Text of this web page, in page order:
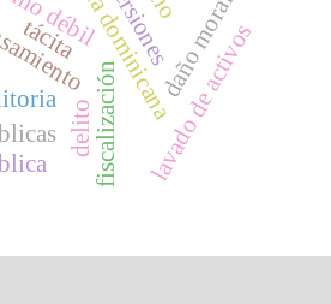
fiscalización lavado de activos
delito
daño moral
tácita